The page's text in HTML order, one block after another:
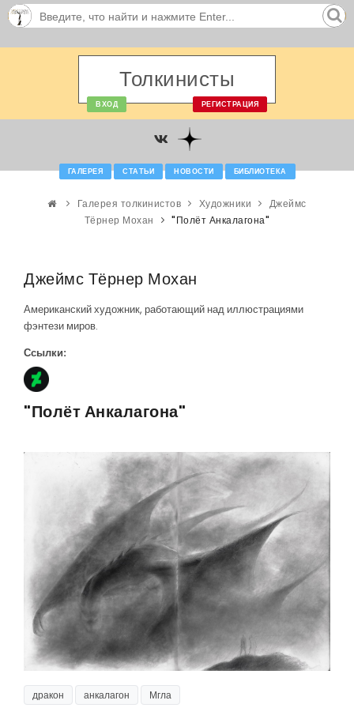
Толкинисты
ВХОД РЕГИСТРАЦИЯ
ГАЛЕРЕЯ СТАТЬИ НОВОСТИ БИБЛИОТЕКА
Галерея толкинистов Художники
Джеймс
Тёрнер Мохан
"Полёт Анкалагона"
Джеймс Тёрнер Мохан
Американский художник, работающий над иллюстрациями
фэнтези миров.
Ссылки:
"Полёт Анкалагона"
дракон анкалагон Мгла